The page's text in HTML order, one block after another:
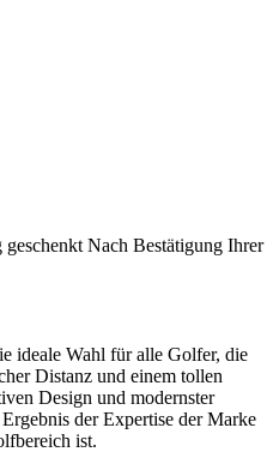
geschenkt Nach Bestätigung Ihrer
ideale Wahl für alle Golfer, die
Distanz und einem tollen
Design und modernster
der Expertise der Marke
ist.